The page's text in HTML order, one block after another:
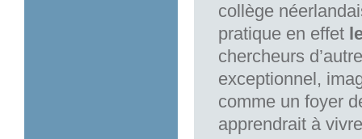
collège
pratique en effet
chercheurs
exceptionnel,
comme un foyer
apprendrait à